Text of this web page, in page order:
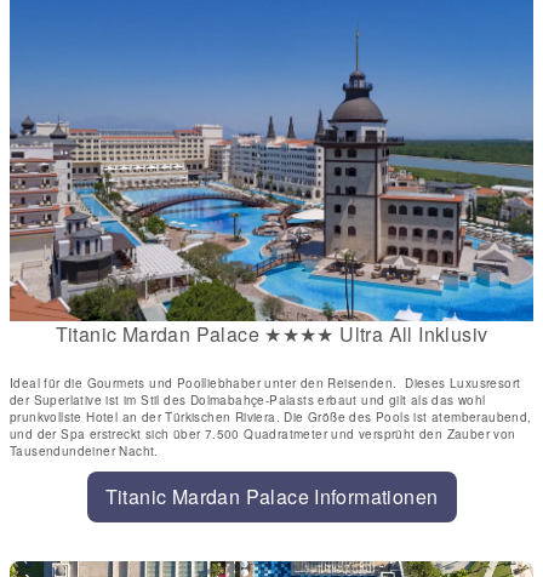
Titanic Mardan Palace ★★★★ Ultra All Inklusiv
Ideal für die Gourmets und Poolliebhaber unter den Reisenden. Dieses Luxusresort
der Superlative ist im Stil des Dolmabahçe-Palasts erbaut und gilt als das wohl
prunkvollste Hotel an der Türkischen Riviera. Die Größe des Pools ist atemberaubend,
und der Spa erstreckt sich über 7.500 Quadratmeter und versprüht den Zauber von
Tausendundeiner Nacht.
Titanic Mardan Palace Informationen